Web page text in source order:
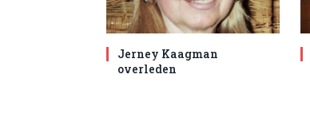
Jerney Kaagman
overleden